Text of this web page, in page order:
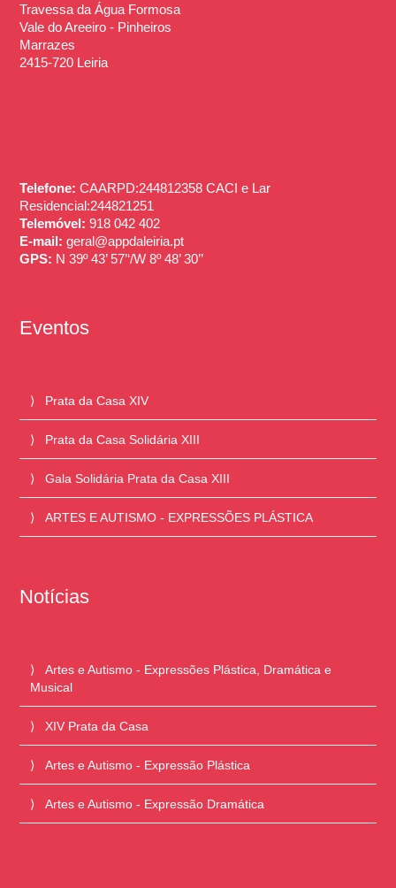
Travessa da Água Formosa
Vale do Areeiro - Pinheiros
Marrazes
2415-720 Leiria
Telefone: CAARPD:244812358 CACI e Lar
Residencial:244821251
Telemóvel: 918 042 402
E-mail: geral@appdaleiria.pt
GPS: N 39º 43’ 57’‘/W 8º 48’ 30’’
Eventos
Prata da Casa XIV
Prata da Casa Solidária XIII
Gala Solidária Prata da Casa XIII
ARTES E AUTISMO - EXPRESSÕES PLÁSTICA
Notícias
Artes e Autismo - Expressões Plástica, Dramática e
Musical
XIV Prata da Casa
Artes e Autismo - Expressão Plástica
Artes e Autismo - Expressão Dramática